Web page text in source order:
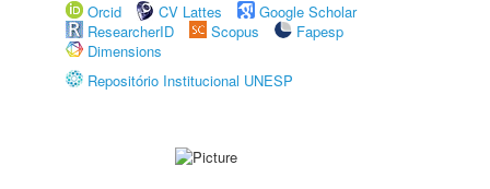
Orcid
CV Lattes
Google Scholar
ResearcherID
Scopus
Fapesp
Dimensions
Repositório Institucional UNESP